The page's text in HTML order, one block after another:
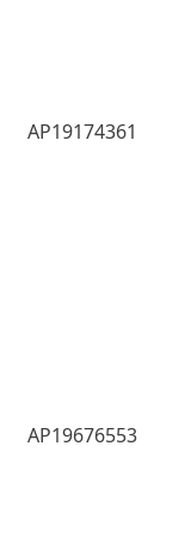
AP19174361
AP19676553